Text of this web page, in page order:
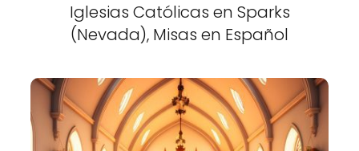
Iglesias Católicas en Sparks
(Nevada), Misas en Español